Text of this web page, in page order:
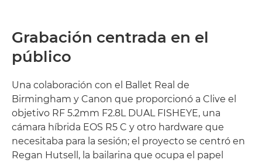
Grabación centrada en el
público
Una colaboración con el Ballet Real de
Birmingham y Canon que proporcionó a Clive el
objetivo RF 5.2mm F2.8L DUAL FISHEYE, una
cámara híbrida EOS R5 C y otro hardware que
necesitaba para la sesión; el proyecto se centró en
Regan Hutsell, la bailarina que ocupa el papel